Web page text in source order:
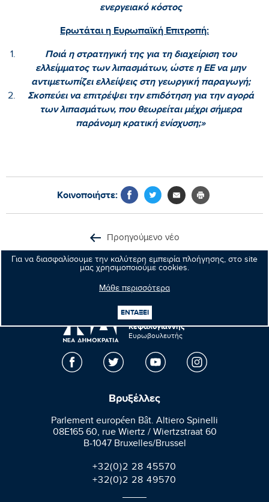
Για να διασφαλίσουμε την καλύτερη εμπειρία πλοήγησης, στο site
μας χρησιμοποιούμε cookies.
Μάθε περισσότερα
ΕΝΤΑΞΕΙ
ενεργειακό κόστος
Ερωτάται η Ευρωπαϊκή Επιτροπή:
Ποιά η στρατηγική της για τη διαχείριση του
ελλείμματος των λιπασμάτων, ώστε η ΕΕ να μην
αντιμετωπίζει ελλείψεις στη γεωργική παραγωγή;
Σκοπεύει να επιτρέψει την επιδότηση για την αγορά
των λιπασμάτων, που θεωρείται μέχρι σήμερα
παράνομη κρατική ενίσχυση;»
Κοινοποιήστε:
Προηγούμενο νέο
Επόμενο νέο
Μανώλης
Κεφαλογιάννης
Ευρωβουλευτής
Βρυξέλλες
Parlement européen Bât. Altiero Spinelli
08E165 60, rue Wiertz / Wiertzstraat 60
B-1047 Bruxelles/Brussel
+32(0)2 28 45570
+32(0)2 28 49570